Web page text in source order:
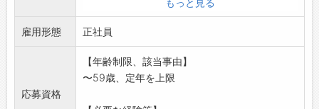
雇用形態 正社員
応募資格
【年齢制限、該当事由】
〜59歳、定年を上限